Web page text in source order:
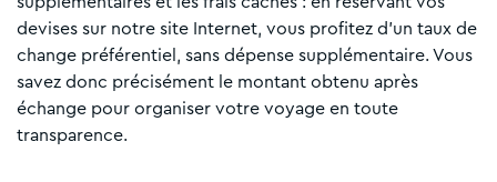
devises sur notre site Internet, vous profitez d'un taux de
change préférentiel, sans dépense supplémentaire. Vous
savez donc précisément le montant obtenu après
échange pour organiser votre voyage en toute
transparence.